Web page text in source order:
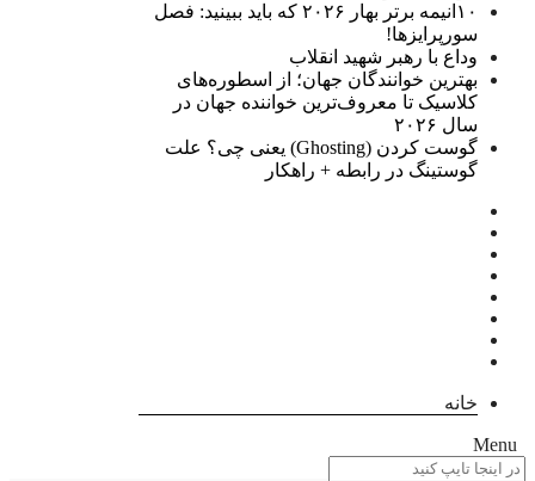
۱۰انیمه برتر بهار ۲۰۲۶ که باید ببینید: فصل
سورپرایزها!
وداع با رهبر شهید انقلاب
بهترین خوانندگان جهان؛ از اسطوره‌های
کلاسیک تا معروف‌ترین خواننده جهان در
سال ۲۰۲۶
گوست کردن (Ghosting) یعنی چی؟ علت
گوستینگ در رابطه + راهکار
خانه
Menu